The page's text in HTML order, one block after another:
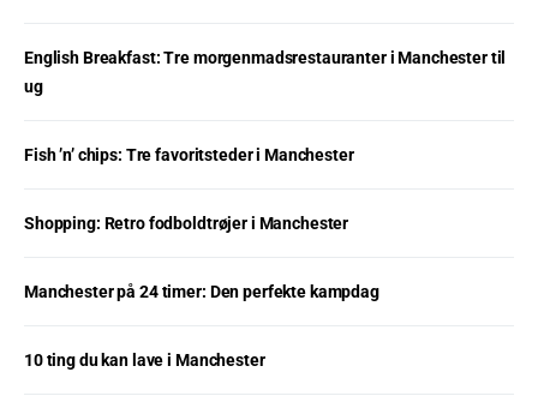
English Breakfast: Tre morgenmadsrestauranter i Manchester til
ug
Fish ’n’ chips: Tre favoritsteder i Manchester
Shopping: Retro fodboldtrøjer i Manchester
Manchester på 24 timer: Den perfekte kampdag
10 ting du kan lave i Manchester